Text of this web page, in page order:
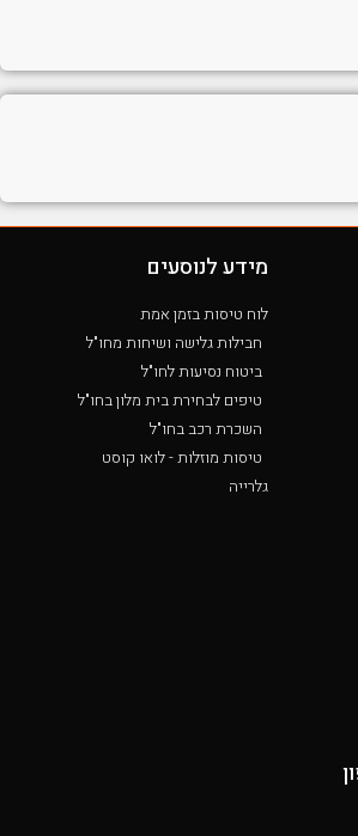
מידע לנוסעים
לוח טיסות בזמן אמת
חבילות גלישה ושיחות מחו"ל
ביטוח נסיעות לחו"ל
טיפים לבחירת בית מלון בחו"ל
השכרת רכב בחו"ל
טיסות מוזלות - לואו קוסט
גלרייה